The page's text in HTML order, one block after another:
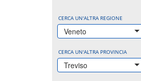
CERCA UN'ALTRA REGIONE
Veneto
CERCA UN'ALTRA PROVINCIA
Treviso